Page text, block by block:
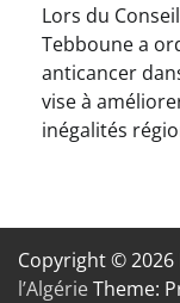
Lors du
Tebboune a
anticancer
vise à
inégalités
Copyright © 2026
l’AlgérieTheme: